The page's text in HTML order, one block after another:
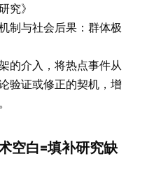
究》
制与社会后果：群体极
的介入，将热点事件从
验证或修正的契机，增
空白=填补研究缺